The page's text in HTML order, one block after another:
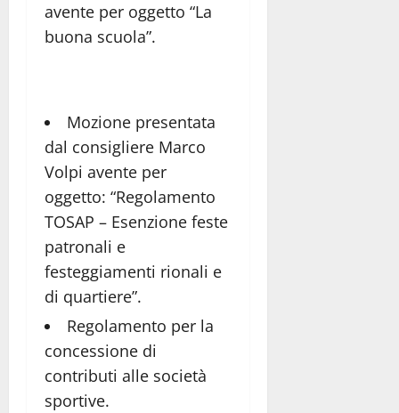
avente per oggetto “La
buona scuola”.
Mozione presentata
dal consigliere Marco
Volpi avente per
oggetto: “Regolamento
TOSAP – Esenzione feste
patronali e
festeggiamenti rionali e
di quartiere”.
Regolamento per la
concessione di
contributi alle società
sportive.